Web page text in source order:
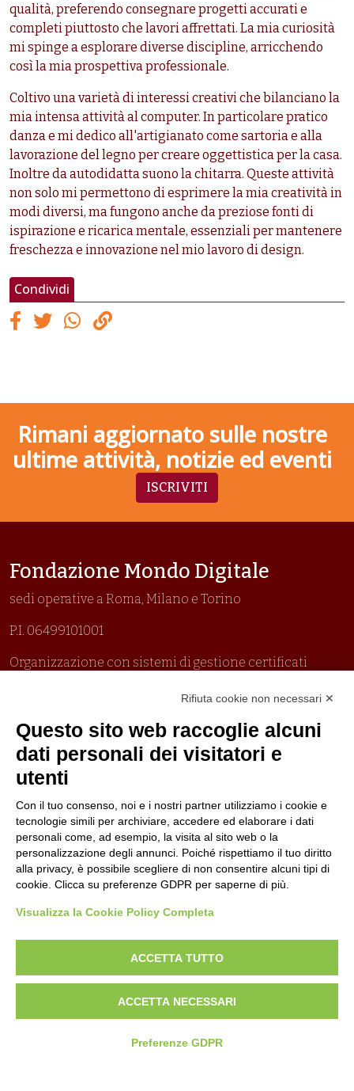
qualità, preferendo consegnare progetti accurati e
completi piuttosto che lavori affrettati. La mia curiosità
mi spinge a esplorare diverse discipline, arricchendo
così la mia prospettiva professionale.
Coltivo una varietà di interessi creativi che bilanciano la
mia intensa attività al computer. In particolare pratico
danza e mi dedico all'artigianato come sartoria e alla
lavorazione del legno per creare oggettistica per la casa.
Inoltre da autodidatta suono la chitarra. Queste attività
non solo mi permettono di esprimere la mia creatività in
modi diversi, ma fungono anche da preziose fonti di
ispirazione e ricarica mentale, essenziali per mantenere
freschezza e innovazione nel mio lavoro di design.
Condividi
Rimani aggiornato sulle nostre
ultime attività, notizie ed eventi
ISCRIVITI
Fondazione Mondo Digitale
sedi operative a Roma, Milano e Torino
P.I. 06499101001
Organizzazione con sistemi di gestione certificati
Politica antibullismo
Piè di pagina
Contatti
Lavora con noi
Amministrazione
Seguici su
Rifiuta cookie non necessari ✕
Questo sito web raccoglie alcuni
dati personali dei visitatori e
utenti
Con il tuo consenso, noi e i nostri partner utilizziamo i cookie e
tecnologie simili per archiviare, accedere ed elaborare i dati
personali come, ad esempio, la visita al sito web o la
personalizzazione degli annunci. Poiché rispettiamo il tuo diritto
alla privacy, è possibile scegliere di non consentire alcuni tipi di
cookie. Clicca su preferenze GDPR per saperne di più.
Visualizza la Cookie Policy Completa
ACCETTA TUTTO
ACCETTA NECESSARI
Preferenze GDPR